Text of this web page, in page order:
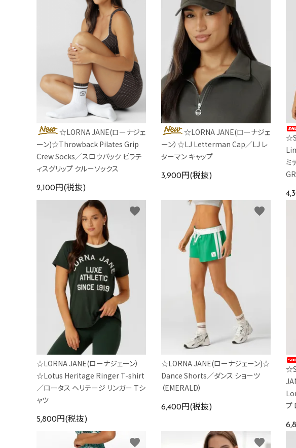
☆LORNA JANE(ローナジェ
ーン)☆Throwback Pilates Grip
Crew Socks／スロウバック ピラテ
ィスグリップ クルーソックス
2,100円(税抜)
☆LORNA JANE(ローナジェ
ーン）☆LJ Letterman Cap／LJ レ
ターマン キャップ
3,900円(税抜)
ミ
☆LORNA JANE(ローナジェーン）
☆Lotus Heritage Ringer T-shirt
／ロータス ヘリテージ リンガー Tシ
ャツ
5,800円(税抜)
favorite
☆LORNA JANE(ローナジェーン)☆
Dance Shorts／ダンス ショーツ
（EMERALD）
6,400円(税抜)
favorite
プ
favorite favorite